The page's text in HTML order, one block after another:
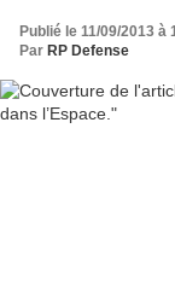
Publié le 11/09/2013 à
Par RP Defense